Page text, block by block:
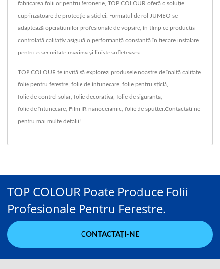
fabricarea foliilor pentru feronerie, TOP COLOUR oferă o soluție
cuprinzătoare de protecție a sticlei. Formatul de rol JUMBO se
adaptează operațiunilor profesionale de vopsire, în timp ce producția
controlată calitativ asigură o performanță constantă în fiecare instalare
pentru o securitate maximă și liniște sufletească.
TOP COLOUR te invită să explorezi produsele noastre de înaltă calitate
folie pentru ferestre folie de întunecare folie pentru sticlă
folie de control solar, folie decorativă folie de siguranță
folie de întunecare Film IR nanoceramic folie de sputter.Contactați-ne
pentru mai multe detalii!
TOP COLOUR Poate Produce Folii
Profesionale Pentru Ferestre.
CONTACTAȚI-NE